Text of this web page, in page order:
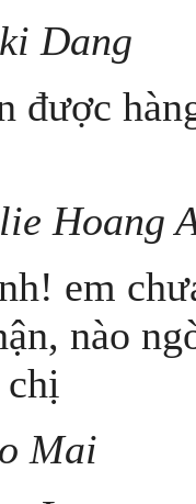
Dang
được
Hoang
em
nào
Mai